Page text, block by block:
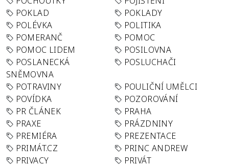
POKLAD
POKLADY
POLÉVKA
POLITIKA
POMERANČ
POMOC
POMOC LIDEM
POSILOVNA
POSLANECKÁ
SNĚMOVNA
POSLUCHAČI
POTRAVINY
POULIČNÍ UMĚLCI
POVÍDKA
POZOROVÁNÍ
PR ČLÁNEK
PRAHA
PRAXE
PRÁZDNINY
PREMIÉRA
PREZENTACE
PRIMÁT.CZ
PRINC ANDREW
PRIVACY
PRIVÁT